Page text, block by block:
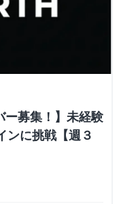
ー募集！】未経験
ンに挑戦【週３